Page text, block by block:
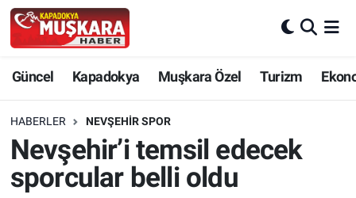
Güncel Kapadokya Muşkara Özel Turizm
HABERLER NEVŞEHIR SPOR
Nevşehir’i temsil edecek
sporcular belli oldu
Güncel
SEÇİM
Muşkara Özel
Nevşehir Hava Durumu
Nevşehir Trafik Yoğunluk Haritası
Süper Lig Puan Durumu ve Fikstür